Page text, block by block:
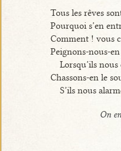
Tous les rêves
Pourquoi s’en
Comment ! vous
Peignons-nous-
Lorsqu’ils
Chassons-en le
S’ils nous
On